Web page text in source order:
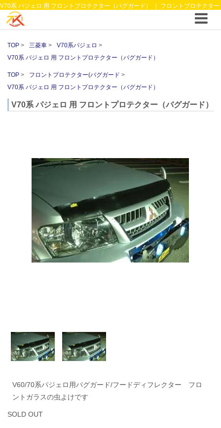
V70系 パジェロ 用 フロントプロテクター（バグガード） ｜ フロントプロテクター
(バグガード ｜4WDやSUVのカスタム パーツと12vクーラーから 車中泊/キャンピン
グ部品までご提案の T.K TECH 埼玉
TOP 三菱車
V70系パジェロ
V70系 パジェロ 用 フロントプロテクター（バグガード）
TOP
フロントプロテクター(バグガード
V70系 パジェロ 用 フロントプロテクター（バグガード）
V70系 パジェロ 用 フロントプロテクター（バグガード）
V60/70系パジェロ用バグガード/フードディフレクター フロ
ントガラスの虫よけです
SOLD OUT